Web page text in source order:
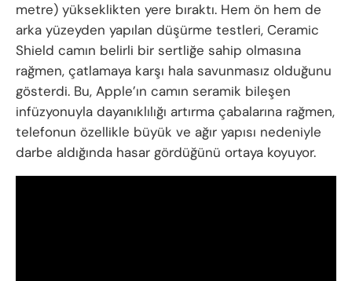
metre) yükseklikten yere bıraktı. Hem ön hem de
arka yüzeyden yapılan düşürme testleri, Ceramic
Shield camın belirli bir sertliğe sahip olmasına
rağmen, çatlamaya karşı hala savunmasız olduğunu
gösterdi. Bu, Apple’ın camın seramik bileşen
infüzyonuyla dayanıklılığı artırma çabalarına rağmen,
telefonun özellikle büyük ve ağır yapısı nedeniyle
darbe aldığında hasar gördüğünü ortaya koyuyor.